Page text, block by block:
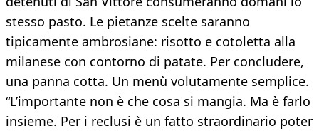
stesso pasto. Le pietanze scelte saranno
tipicamente ambrosiane: risotto e cotoletta alla
milanese con contorno di patate. Per concludere,
una panna cotta. Un menù volutamente semplice.
“L’importante non è che cosa si mangia. Ma è farlo
insieme. Per i reclusi è un fatto straordinario poter